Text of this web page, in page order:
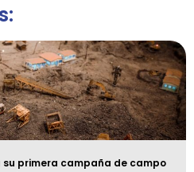
primera campaña de campo